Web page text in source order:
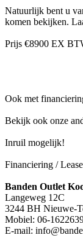
Natuurlijk bent u
komen bekijken.
Prijs €8900 EX
Ook met
Bekijk ook onze
Inruil mogelijk!
Financiering /
Banden Outlet
Langeweg 12C
3244 BH Nieuwe-
Mobiel: 06-
E-mail: